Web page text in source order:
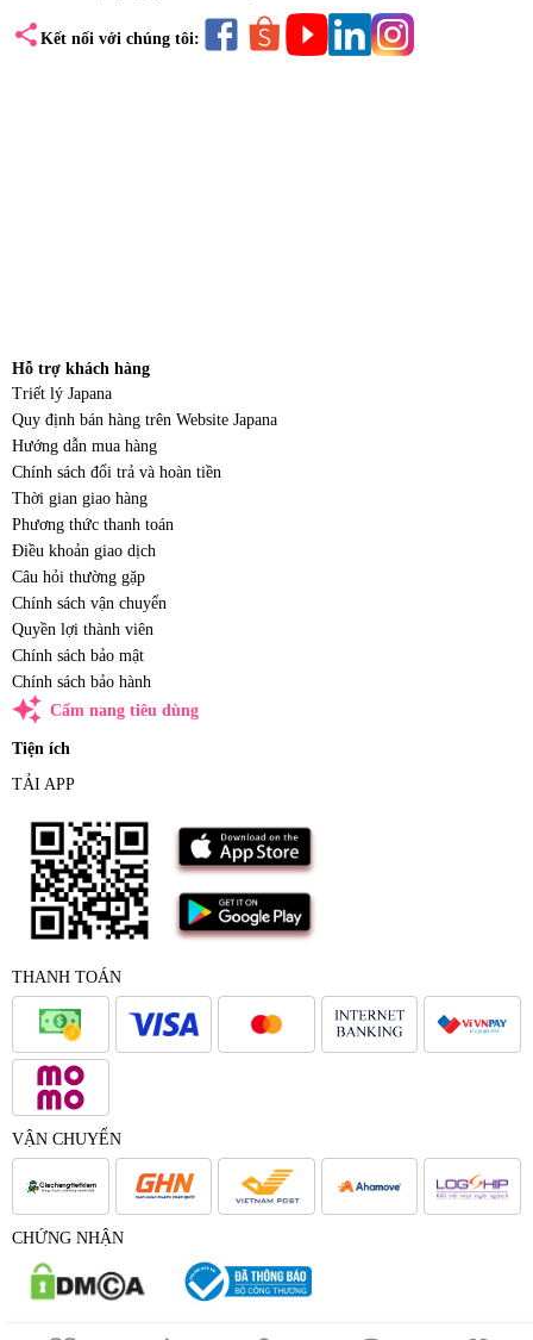
share Kết nối với chúng tôi:
Hỗ trợ khách hàng
Triết lý Japana
Quy định bán hàng trên Website Japana
Hướng dẫn mua hàng
Chính sách đổi trả và hoàn tiền
Thời gian giao hàng
Phương thức thanh toán
Điều khoản giao dịch
Câu hỏi thường gặp
Chính sách vận chuyển
Quyền lợi thành viên
Chính sách bảo mật
Chính sách bảo hành
auto_awesome Cẩm nang tiêu dùng
Tiện ích
TẢI APP
THANH TOÁN
VẬN CHUYỂN
CHỨNG NHẬN